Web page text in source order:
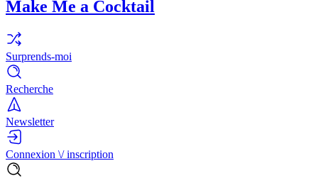
Make Me a Cocktail
Surprends-moi
Recherche
Newsletter
Connexion \/ inscription